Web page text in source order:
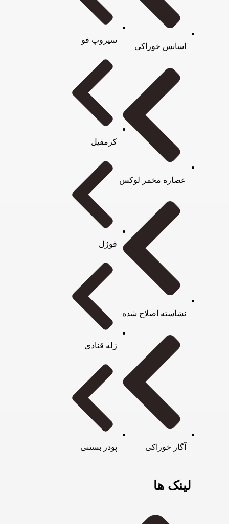
اسانس خوراکی
عصاره مخمر لوکس
نشاسته اصلاح شده
آگار خوراکی
سیروپ فو
کرمفیل
فوژل
ژله قنادی
پودر بستنی
لینک ها